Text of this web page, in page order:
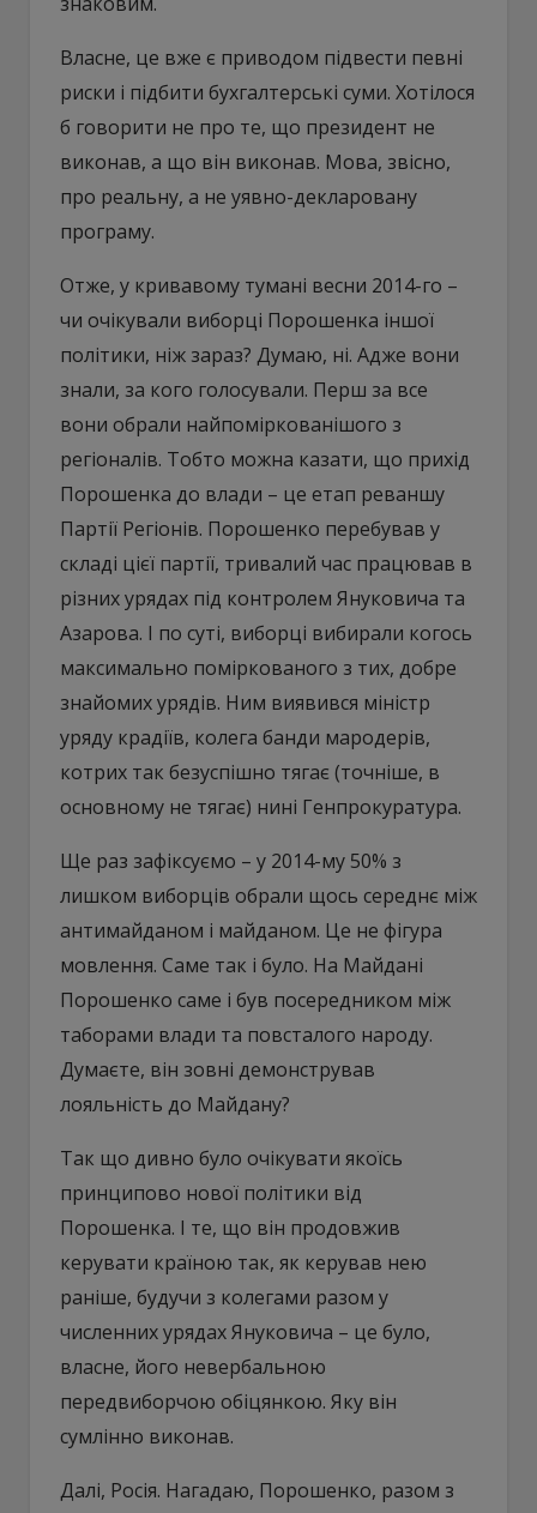
Власне, це вже є приводом підвести певні
риски і підбити бухгалтерські суми. Хотілося
б говорити не про те, що президент не
виконав, а що він виконав. Мова, звісно,
про реальну, а не уявно-декларовану
програму.
Отже, у кривавому тумані весни 2014-го –
чи очікували виборці Порошенка іншої
політики, ніж зараз? Думаю, ні. Адже вони
знали, за кого голосували. Перш за все
вони обрали найпоміркованішого з
регіоналів. Тобто можна казати, що прихід
Порошенка до влади – це етап реваншу
Партії Регіонів. Порошенко перебував у
складі цієї партії, тривалий час працював в
різних урядах під контролем Януковича та
Азарова. І по суті, виборці вибирали когось
максимально поміркованого з тих, добре
знайомих урядів. Ним виявився міністр
уряду крадіїв, колега банди мародерів,
котрих так безуспішно тягає (точніше, в
основному не тягає) нині Генпрокуратура.
Ще раз зафіксуємо – у 2014-му 50% з
лишком виборців обрали щось середнє між
антимайданом і майданом. Це не фігура
мовлення. Саме так і було. На Майдані
Порошенко саме і був посередником між
таборами влади та повсталого народу.
Думаєте, він зовні демонстрував
лояльність до Майдану?
Так що дивно було очікувати якоїсь
принципово нової політики від
Порошенка. І те, що він продовжив
керувати країною так, як керував нею
раніше, будучи з колегами разом у
численних урядах Януковича – це було,
власне, його невербальною
передвиборчою обіцянкою. Яку він
сумлінно виконав.
Далі, Росія. Нагадаю, Порошенко, разом з